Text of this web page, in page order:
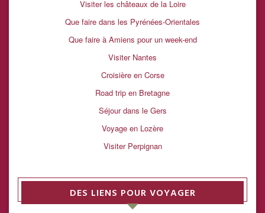
Visiter les châteaux de la Loire
Que faire dans les Pyrénées-Orientales
Que faire à Amiens pour un week-end
Visiter Nantes
Croisière en Corse
Road trip en Bretagne
Séjour dans le Gers
Voyage en Lozère
Visiter Perpignan
DES LIENS POUR VOYAGER